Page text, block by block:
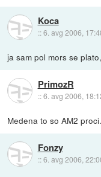
Koca
::6. avg 2006,
ja sam pol mors se
PrimozR
::6. avg 2006,
Medena to so AM2
Fonzy
::6. avg 2006,